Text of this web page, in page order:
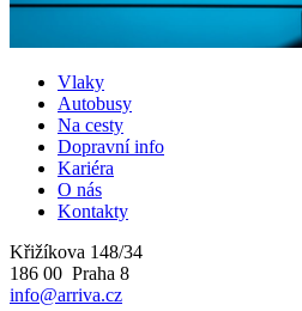
Vlaky
Autobusy
Na cesty
Dopravní info
Kariéra
O nás
Kontakty
Křižíkova 148/34
186 00 Praha 8
info@arriva.cz